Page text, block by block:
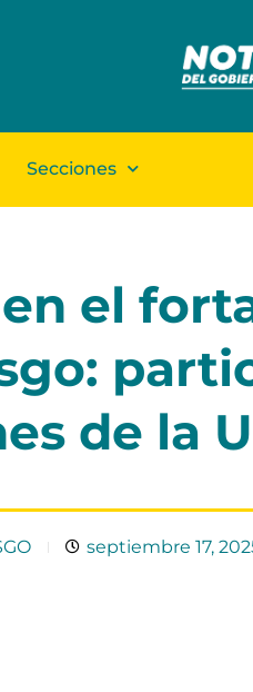
Secciones
en el
de la
septiembre 17,